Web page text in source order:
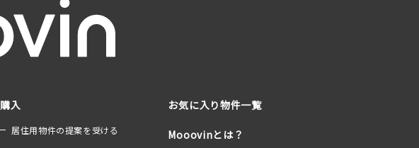
購入
居住用物件の提案を受ける
お気に入り物件一覧
Mooovinとは？